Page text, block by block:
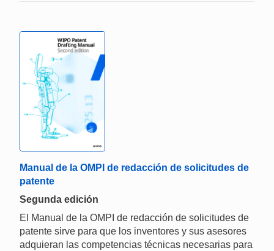
Manual de la OMPI de redacción de solicitudes de
patente
Segunda edición
El Manual de la OMPI de redacción de solicitudes de
patente sirve para que los inventores y sus asesores
adquieran las competencias técnicas necesarias para